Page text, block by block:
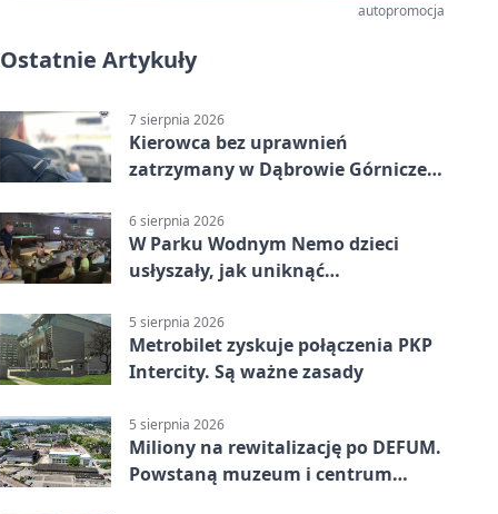
autopromocja
Ostatnie Artykuły
7 sierpnia 2026
Kierowca bez uprawnień
zatrzymany w Dąbrowie Górniczej.
6 sierpnia 2026
W Parku Wodnym Nemo dzieci
usłyszały, jak uniknąć
5 sierpnia 2026
Metrobilet zyskuje połączenia PKP
Intercity. Są ważne zasady
5 sierpnia 2026
Miliony na rewitalizację po DEFUM.
Powstaną muzeum i centrum